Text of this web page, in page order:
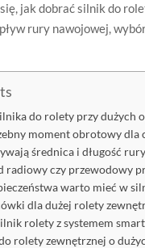
jak dobrać silnik do
rury nawojowej,
do rolety przy dużych
moment obrotowy dla
średnica i długość
radiowy czy przewodowy
warto mieć w
dla dużej rolety
rolety z systemem
rolety zewnętrznej o